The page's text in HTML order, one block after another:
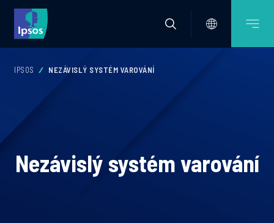
IPSOS NEZÁVISLÝ SYSTÉM VAROVÁNÍ
Nezávislý systém varování